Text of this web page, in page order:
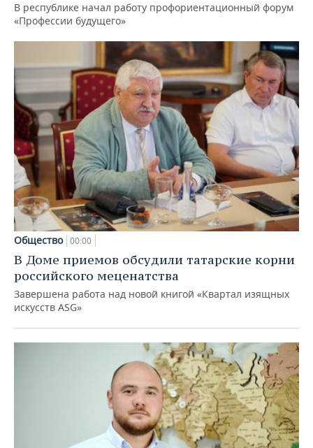
В республике начал работу профориентационный форум
«Профессии будущего»
Общество 00:00
В Доме приемов обсудили татарские корни
российского меценатства
Завершена работа над новой книгой «Квартал изящных
искусств ASG»